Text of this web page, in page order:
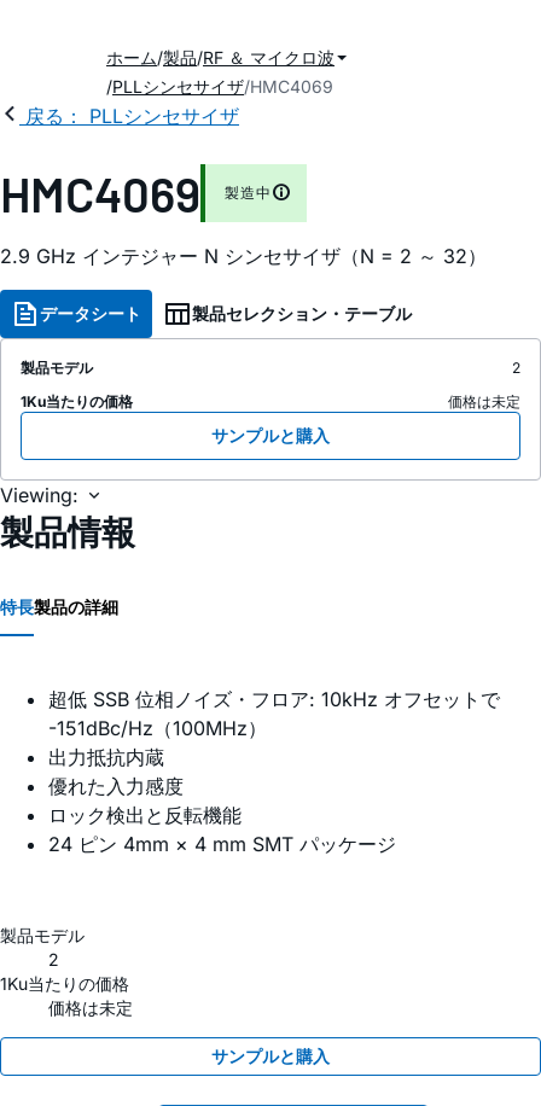
ホーム 製品 RF ＆ マイクロ波
PLLシンセサイザ HMC4069
戻る： PLLシンセサイザ
HMC4069 製造中
2.9 GHz インテジャー N シンセサイザ（N = 2 ～ 32）
データシート 製品セレクション・テーブル
製品モデル
2
1Ku当たりの価格
価格は未定
サンプルと購入
Viewing:
製品情報
特長製品の詳細
超低 SSB 位相ノイズ・フロア: 10kHz オフセットで
-151dBc/Hz（100MHz）
出力抵抗内蔵
優れた入力感度
ロック検出と反転機能
24 ピン 4mm × 4 mm SMT パッケージ
製品モデル
2
1Ku当たりの価格
価格は未定
サンプルと購入